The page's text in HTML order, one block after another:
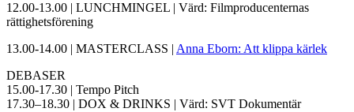
12.00-13.00 | LUNCHMINGEL | Värd: Filmproducenternas
rättighetsförening
13.00-14.00 | MASTERCLASS | Anna Eborn: Att klippa kärlek
DEBASER
15.00-17.30 | Tempo Pitch
17.30–18.30 | DOX & DRINKS | Värd: SVT Dokumentär